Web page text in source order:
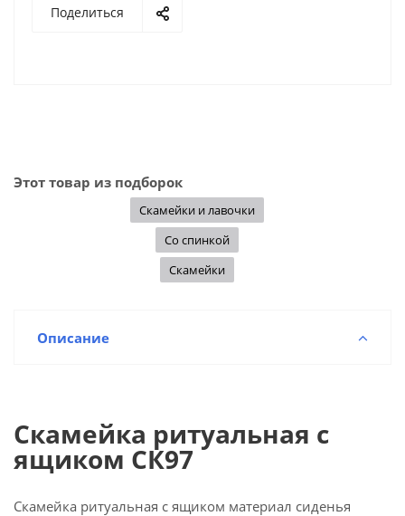
Поделиться
Этот товар из подборок
Скамейки и лавочки
Со спинкой
Скамейки
Описание
Скамейка ритуальная с
ящиком СК97
Скамейка ритуальная с ящиком материал сиденья